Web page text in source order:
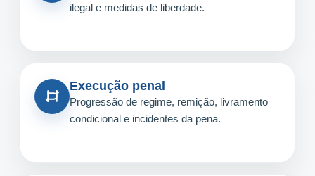
ilegal e medidas de liberdade.
Execução penal
Progressão de regime, remição, livramento
condicional e incidentes da pena.